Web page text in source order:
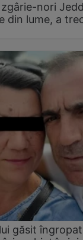
nori
din lume, a
găsit